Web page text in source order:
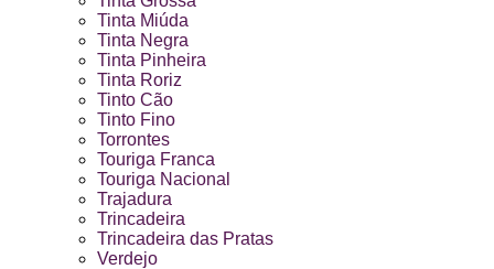
Tinta Miúda
Tinta Negra
Tinta Pinheira
Tinta Roriz
Tinto Cão
Tinto Fino
Torrontes
Touriga Franca
Touriga Nacional
Trajadura
Trincadeira
Trincadeira das Pratas
Verdejo